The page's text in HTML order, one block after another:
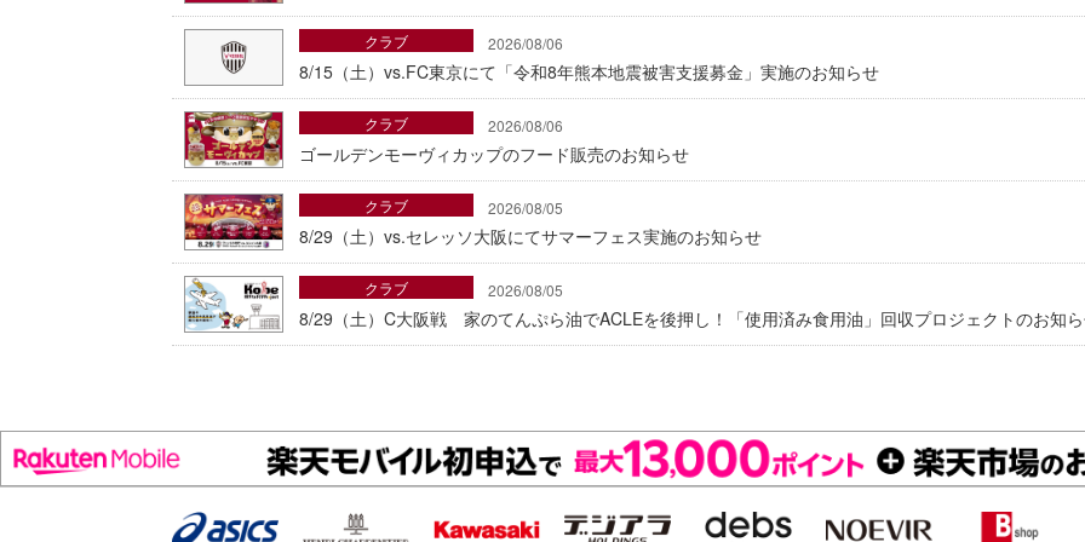
2026/08/06
8/15（土）vs.FC東京にて「令和8年熊本地震被害支援募金」実施のお知らせ
クラブ
2026/08/06
ゴールデンモーヴィカップのフード販売のお知らせ
クラブ
2026/08/05
8/29（土）vs.セレッソ大阪にてサマーフェス実施のお知らせ
クラブ
2026/08/05
8/29（土）C大阪戦 家のてんぷら油でACLEを後押し！「使用済み食用油」回収プロジェクトのお知
クラブ